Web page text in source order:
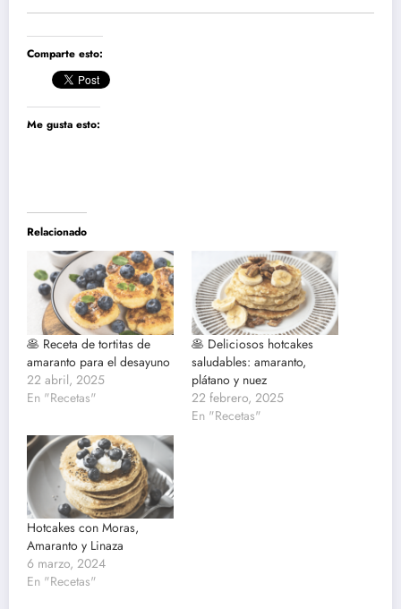
Comparte esto:
Me gusta esto:
Relacionado
🥞 Receta de tortitas de
amaranto para el desayuno
22 abril, 2025
En "Recetas"
🥞 Deliciosos hotcakes
saludables: amaranto,
plátano y nuez
22 febrero, 2025
En "Recetas"
Hotcakes con Moras,
Amaranto y Linaza
6 marzo, 2024
En "Recetas"